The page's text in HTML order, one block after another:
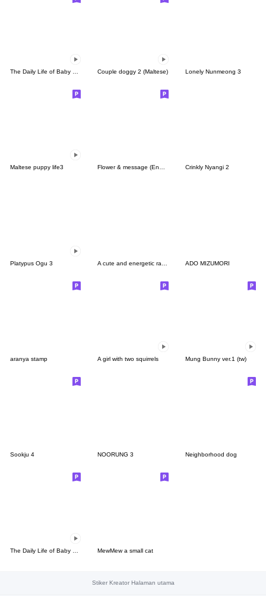
Couple doggy 2 (Maltese) Lonely Nunmeong 3
Maltese puppy life3 Flower & message (English) Crinkly Nyangi 2
Platypus Ogu 3 ADO MIZUMORI
aranya stamp A girl with two squirrels Mung Bunny ver.1 (tw)
Sookju 4 NOORUNG 3 Neighborhood dog
MewMew a small cat
Stiker Kreator Halaman utama